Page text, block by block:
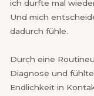
ich durfte mal
Und mich
dadurch fühle.
Durch eine
Diagnose und
Endlichkeit in